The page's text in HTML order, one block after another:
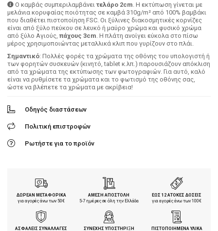
Ο καμβάς συμπεριλαμβάνει τελάρο 2cm . H εκτύπωση γίνεται με
μελάνια κορυφαίας ποιότητας σε καμβά 310g/m² από 100% βαμβάκι
που διαθέτει πιστοποίηση FSC. Οι ξύλινες διακοσμητικές κορνίζες
είναι από ξύλο πεύκου σε λευκό ή μαύρο χρώμα και φυσικό χρώμα
από ξύλο Αγιούς, πάχους 3cm . Η πλάτη ανοίγει εύκολα στο πίσω
μέρος χρησιμοποιώντας μεταλλικά κλιπ που γυρίζουν στο πλάι.
Σημαντικό: Πολλές φορές τα χρώματα της οθόνης του υπολογιστή ή
των φορητών συσκευών (κινητό, tablet κ.λπ.) παρουσιάζουν απόκλιση
από τα χρώματα της εκτύπωσης των φωτογραφιών. Για αυτό, καλό
είναι να ρυθμίσετε τα χρώματα και το φωτισμό της οθόνης σας,
ώστε να βλέπετε τα χρώματα με ακρίβεια!
Οδηγός διαστάσεων
Πολιτική επιστροφών
Ρωτήστε για το προϊόν
ΔΩΡΕΑΝ ΜΕΤΑΦΟΡΙΚΑ
για αγορές άνω των 50€
ΑΜΕΣΗ ΑΠΟΣΤΟΛΗ
5-7 ημέρες σε όλη την Ελλάδα
ΕΩΣ 12 ΑΤΟΚΕΣ ΔΟΣΕΙΣ
για αγορές άνω των 100€
ΑΣΦΑΛΕΙΣ ΣΥΝΑΛΛΑΓΕΣ
ΣΥΝΕΧΗΣ ΥΠΟΣΤΗΡΙΞΗ
ΠΙΣΤΟΠΟΙΗΜΕΝΑ ΥΛΙΚΑ